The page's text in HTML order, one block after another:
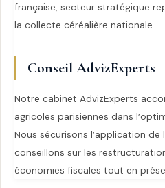
française, secteur stratégique
la collecte céréalière nationale.
Conseil AdvizExperts
Notre cabinet AdvizExperts
agricoles parisiennes dans
Nous sécurisons l’application de
conseillons sur les
économies fiscales tout en